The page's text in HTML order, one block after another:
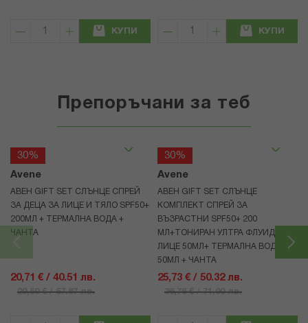
КУПИ КУПИ
Препоръчани за теб
30%
Avene
АВЕН GIFT SET СЛЪНЦЕ СПРЕЙ
ЗА ДЕЦА ЗА ЛИЦЕ И ТЯЛО SPF50+
200МЛ + ТЕРМАЛНА ВОДА +
ЧАНТА
20,71 € / 40.51 лв.
29,59 € / 57.87 лв.
30%
Avene
АВЕН GIFT SET СЛЪНЦЕ
КОМПЛЕКТ СПРЕЙ ЗА
ВЪЗРАСТНИ SPF50+ 200
МЛ+ТОНИРАН УЛТРА ФЛУИД ЗА
ЛИЦЕ 50МЛ+ ТЕРМАЛНА ВОДА
50МЛ + ЧАНТА
25,73 € / 50.32 лв.
36,76 € / 71.90 лв.